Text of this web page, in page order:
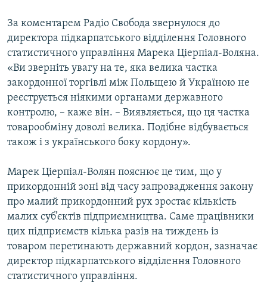
За коментарем Радіо Свобода звернулося до
директора підкарпатського відділення Головного
статистичного управління Марека Ціерпіал-Воляна.
«Ви зверніть увагу на те, яка велика частка
закордонної торгівлі між Польщею й Україною не
реєструється ніякими органами державного
контролю, – каже він. – Виявляється, що ця частка
товарообміну доволі велика. Подібне відбувається
також і з українського боку кордону».
Марек Ціерпіал-Волян пояснює це тим, що у
прикордонній зоні від часу запровадження закону
про малий прикордонний рух зростає кількість
малих суб’єктів підприємництва. Саме працівники
цих підприємств кілька разів на тиждень із
товаром перетинають державний кордон, зазначає
директор підкарпатського відділення Головного
статистичного управління.